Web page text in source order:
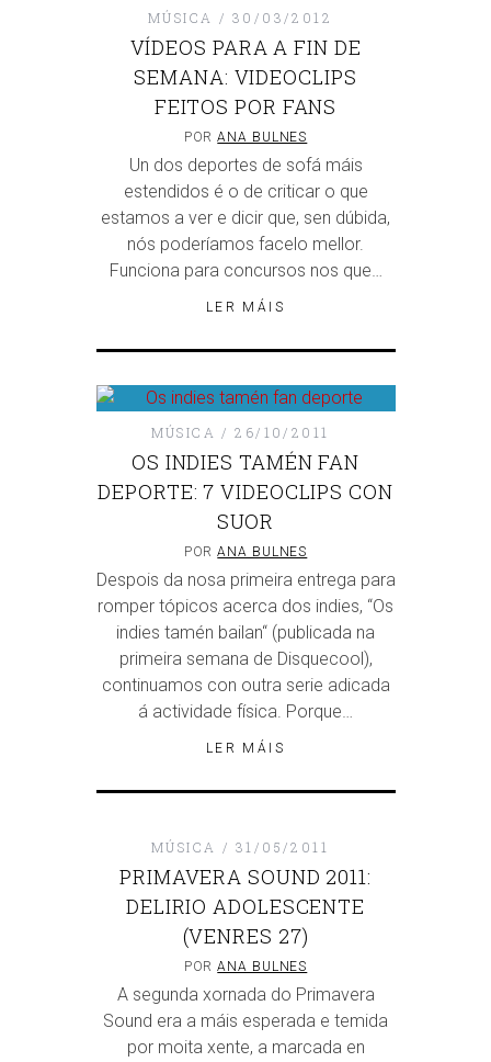
MÚSICA 30/03/2012
VÍDEOS PARA A FIN DE
SEMANA: VIDEOCLIPS
FEITOS POR FANS
PORANA BULNES
Un dos deportes de sofá máis
estendidos é o de criticar o que
estamos a ver e dicir que, sen dúbida,
nós poderíamos facelo mellor.
Funciona para concursos nos que…
LER MÁIS
MÚSICA 26/10/2011
OS INDIES TAMÉN FAN
DEPORTE: 7 VIDEOCLIPS CON
SUOR
PORANA BULNES
Despois da nosa primeira entrega para
romper tópicos acerca dos indies, “Os
indies tamén bailan“ (publicada na
primeira semana de Disquecool),
continuamos con outra serie adicada
á actividade física. Porque…
LER MÁIS
MÚSICA 31/05/2011
PRIMAVERA SOUND 2011:
DELIRIO ADOLESCENTE
(VENRES 27)
PORANA BULNES
A segunda xornada do Primavera
Sound era a máis esperada e temida
por moita xente, a marcada en